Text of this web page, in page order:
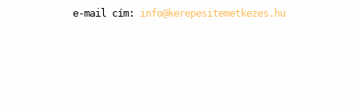
e-mail cím: info@kerepesitemetkezes.hu